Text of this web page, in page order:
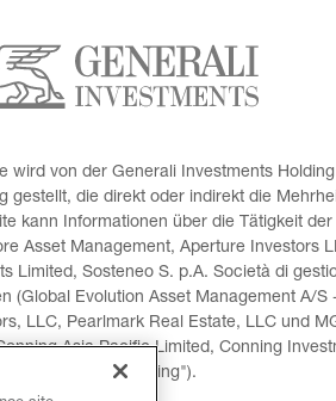
von der Generali Investments
die direkt oder indirekt die
kann Informationen über die Tätigkeit
Asset Management, Aperture Investors
Limited, Sosteneo S. p.A. Società di
Evolution Asset Management A/
LLC, Pearlmark Real Estate, LLC und
Asia Pacific Limited, Conning
(zusammen "Conning").